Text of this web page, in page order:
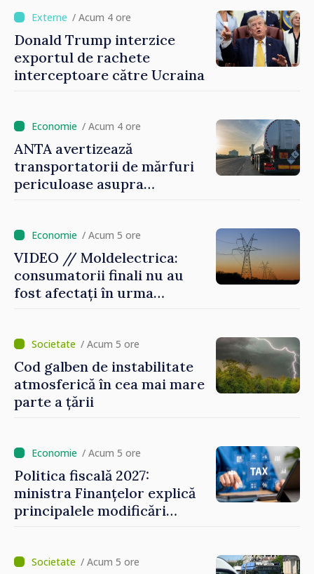
/ Acum 4 ore
Donald Trump interzice
exportul de rachete
interceptoare către Ucraina
/ Acum 4 ore
ANTA avertizează
transportatorii de mărfuri
periculoase asupra
/ Acum 5 ore
VIDEO // Moldelectrica:
consumatorii finali nu au
fost afectați în urma
reparație vor fi efectuate în
regim prioritar
/ Acum 5 ore
Cod galben de instabilitate
atmosferică în cea mai mare
parte a țării
/ Acum 5 ore
Politica fiscală 2027:
ministra Finanțelor explică
principalele modificări
locale și rutiere
/ Acum 5 ore